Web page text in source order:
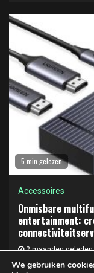
5 min gelezen
Accessoires
Onmisbare
entertainment:
2 maanden geleden
We gebruiken